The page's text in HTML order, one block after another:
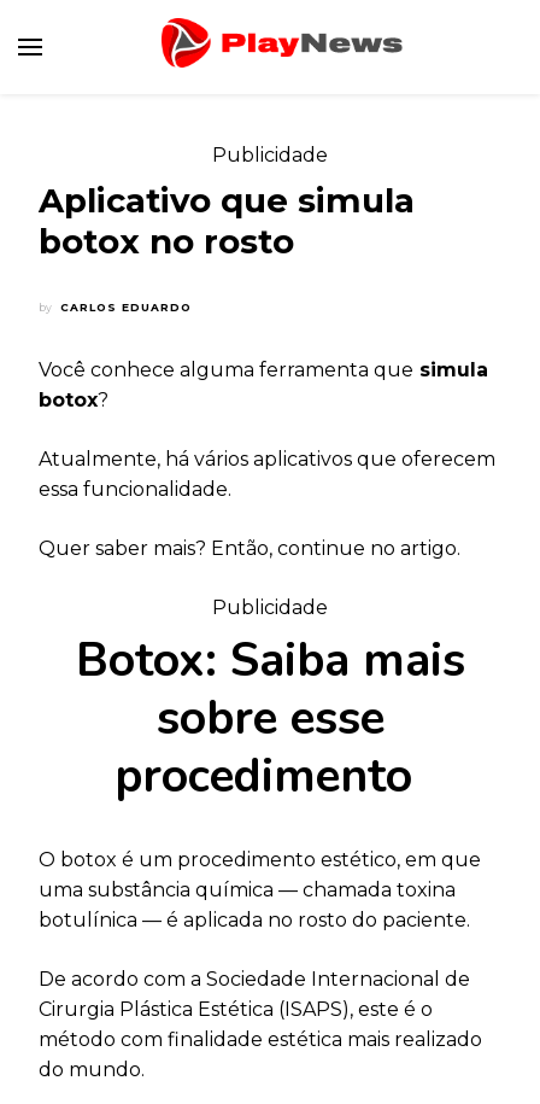
Publicidade
Aplicativo que simula
botox no rosto
by CARLOS EDUARDO
Você conhece alguma ferramenta que simula
botox?
Atualmente, há vários aplicativos que oferecem
essa funcionalidade.
Quer saber mais? Então, continue no artigo.
Publicidade
Botox: Saiba mais
sobre esse
procedimento
O botox é um procedimento estético, em que
uma substância química — chamada toxina
botulínica — é aplicada no rosto do paciente.
De acordo com a Sociedade Internacional de
Cirurgia Plástica Estética (ISAPS), este é o
método com finalidade estética mais realizado
do mundo.